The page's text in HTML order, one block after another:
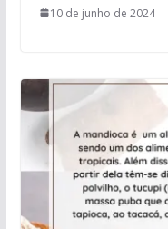
10 de junho de 2024